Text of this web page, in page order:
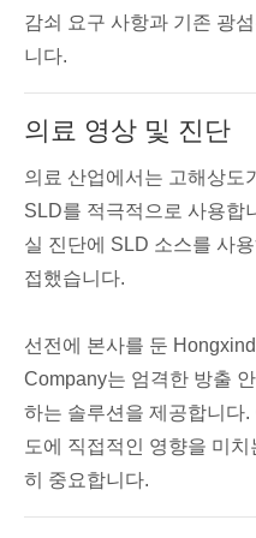
감쇠 요구 사항과 기존 광
니다.
의료 영상 및 진단
의료 산업에서는 고해상도
SLD를 적극적으로 사용합
실 진단에 SLD 소스를 사
접했습니다.
선전에 본사를 둔
Company는 엄격한 방출
하는 솔루션을 제공합니다
도에 직접적인 영향을 미
히 중요합니다.